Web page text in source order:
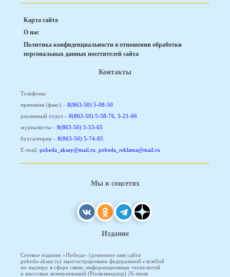
Карта сайта
О нас
Политика конфиденциальности в отношении обработки
персональных данных посетителей сайта
Контакты
Телефоны:
приемная (факс) – 8(863-50) 5-08-50
рекламный отдел – 8(863-50) 5-58-76, 5-21-66
журналисты – 8(863-50) 5-53-65
бухгалтерия – 8(863-50) 5-74-85
E-mail: pobeda_aksay@mail.ru, pobeda_reklama@mail.ru
Мы в соцсетях
Издание
Сетевое издание «Победа» (доменное имя сайта
pobeda-aksay.ru) зарегистрировано федеральной службой
по надзору в сфере связи, информационных технологий
и массовых коммуникаций (Роскомнадзор) 26 июля